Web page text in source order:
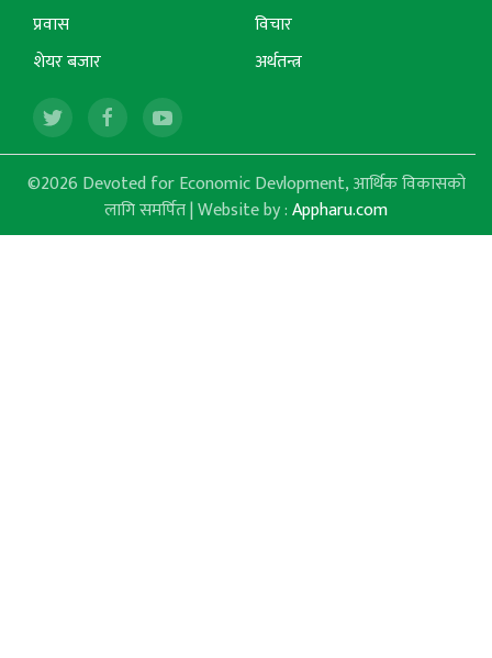
प्रवास
शेयर बजार
विचार
अर्थतन्त्र
©2026 Devoted for Economic Devlopment, आर्थिक विकासको
लागि समर्पित | Website by :Appharu.com